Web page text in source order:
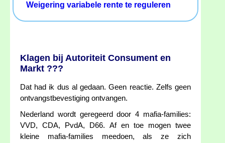
Weigering variabele rente te reguleren
Klagen bij Autoriteit Consument en
Markt ???
Dat had ik dus al gedaan. Geen reactie. Zelfs geen
ontvangstbevestiging ontvangen.
Nederland wordt geregeerd door 4 mafia-families:
VVD, CDA, PvdA, D66. Af en toe mogen twee
kleine mafia-families meedoen, als ze zich